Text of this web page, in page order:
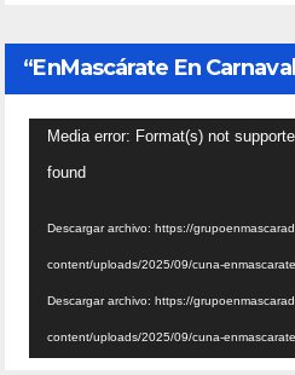
“EnMascárate En
Reproductor
de
Media error: Format(s) not
found
Descargar archivo: https://
content/uploads/2025/09/cuna-
Descargar archivo: https://
content/uploads/2025/09/cuna-